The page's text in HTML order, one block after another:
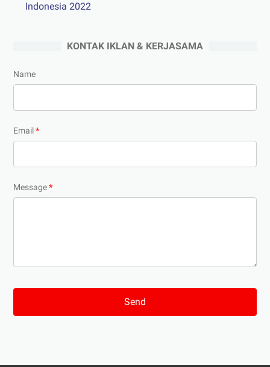
Indonesia 2022
KONTAK IKLAN & KERJASAMA
Name
Email *
Message*